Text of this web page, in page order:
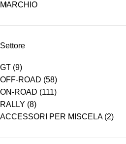
MARCHIO
Settore
GT (9)
OFF-ROAD (58)
ON-ROAD (111)
RALLY (8)
ACCESSORI PER MISCELA (2)